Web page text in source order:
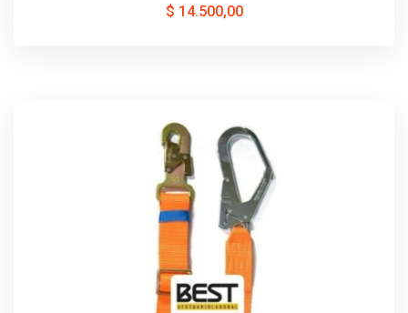
$ 14.500,00